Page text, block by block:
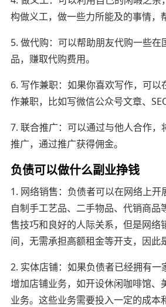
构做义工，做一些力所能及的事情，
5. 做代购：可以帮助朋友代购一些在
品，赚取代购费用。
6. 写作兼职：如果你喜欢写作，可以
作兼职，比如写微信公众号文章、
7. 联合推广：可以通过与他人合作，
推广，通过推广获得佣金。
负债可以做什么副业挣钱
1. 网络销售：负债者可以在网络上开
自制手工艺品、二手物品、代销商品
售技巧和良好的人际关系，但是网络
间，无需承担高额租金等开支，因此
2. 实体店铺：如果负债者已经拥有一
增加店铺业务，如开设休闲咖啡馆、
业务。这些业务需要投入一定的成本